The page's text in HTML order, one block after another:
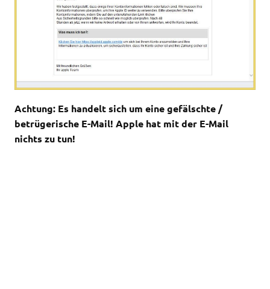
Achtung: Es handelt sich um eine gefälschte /
betrügerische E-Mail! Apple hat mit der E-Mail
nichts zu tun!